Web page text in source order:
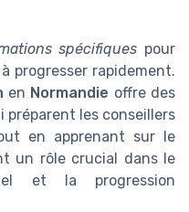
spécifiques pour
progresser rapidement.
en Normandie offre des
préparent les conseillers
en apprenant sur le
un rôle crucial dans le
et la progression